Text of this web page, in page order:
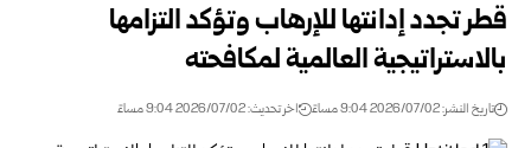
قطر تجدد إدانتها للإرهاب وتؤكد التزامها
بالاستراتيجية العالمية لمكافحته
تاريخ النشر: 2026/07/02 9:04 مساءً اخر تحديث: 2026/07/02 9:04 مساءً